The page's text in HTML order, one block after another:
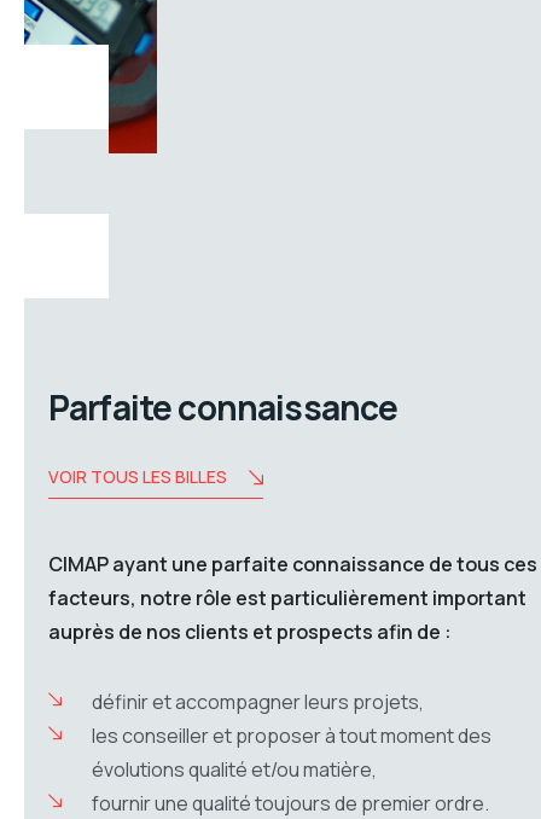
Parfaite connaissance
VOIR TOUS LES BILLES
CIMAP ayant une parfaite connaissance de tous ces
facteurs, notre rôle est particulièrement important
auprès de nos clients et prospects afin de :
définir et accompagner leurs projets,
les conseiller et proposer à tout moment des
évolutions qualité et/ou matière,
fournir une qualité toujours de premier ordre.